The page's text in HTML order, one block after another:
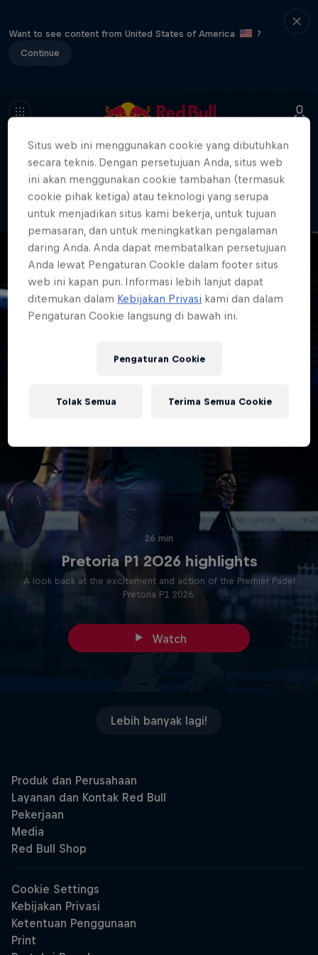
Want to see content from United States of America
?
Continue
404
Well, this is embarrassing. Where did
the page go?!
26 min
Pretoria P1 2026 highlights
A look back at the excitement and action of the Premier Padel
Pretoria P1 2026.
Watch
Lebih banyak lagi!
Situs web ini menggunakan cookie yang dibutuhkan
secara teknis. Dengan persetujuan Anda, situs web
ini akan menggunakan cookie tambahan (termasuk
cookie pihak ketiga) atau teknologi yang serupa
untuk menjadikan situs kami bekerja, untuk tujuan
pemasaran, dan untuk meningkatkan pengalaman
daring Anda. Anda dapat membatalkan persetujuan
Anda lewat Pengaturan CookIe dalam footer situs
web ini kapan pun. Informasi lebih lanjut dapat
ditemukan dalam Kebijakan Privasi kami dan dalam
Pengaturan Cookie langsung di bawah ini.
Pengaturan Cookie
Tolak Semua Terima Semua Cookie